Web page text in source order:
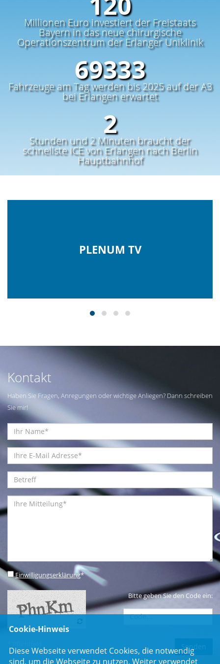
Millionen Euro investiert der Freistaats
Bayern in das neue chirurgische
Operationszentrum der Erlanger Uniklinik
86667
Fahrzeuge am Tag werden bis 2025 auf der A3
bei Erlangen erwartet
3
Stunden und 2 Minuten braucht der
schnellste ICE von Erlangen nach Berlin
Hauptbahnhof
PLENUM TV
Kontakt
Haben Sie Fragen, Anregungen oder wichtige Anliegen? Dann schreiben
Sie mir!
Einwilligungserklärung*
Bitte geben Sie den Code ein:
Cookie-Hinweis
Diese Webseite verwendet Cookies, die notwendig
sind, um die Webseite zu nutzen. Weiter verwendet